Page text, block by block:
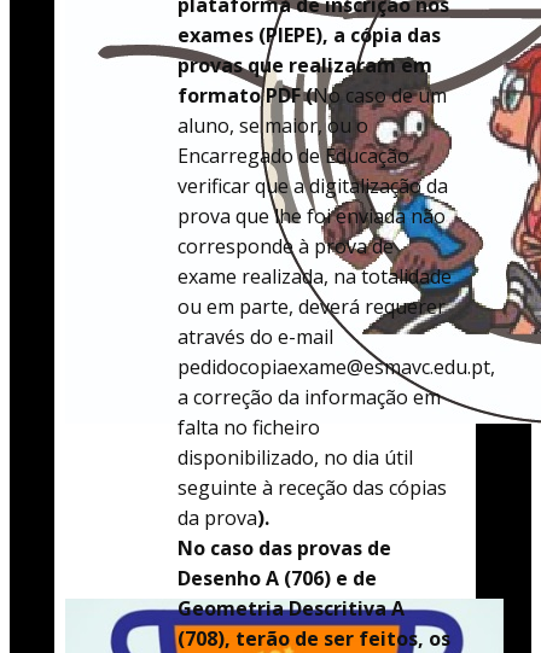
exames (PIEPE), a cópia das
provas que realizaram em
formato PDF (No caso de um
aluno, se maior, ou o
Encarregado de Educação
verificar que a digitalização da
prova que lhe foi enviada não
corresponde à prova de
exame realizada, na totalidade
ou em parte, deverá requerer
através do e-mail
pedidocopiaexame@esmavc.edu.pt,
a correção da informação em
falta no ficheiro
disponibilizado, no dia útil
seguinte à receção das cópias
da prova).
No caso das provas de
Desenho A (706) e de
Geometria Descritiva A
(708), terão de ser feitos, os